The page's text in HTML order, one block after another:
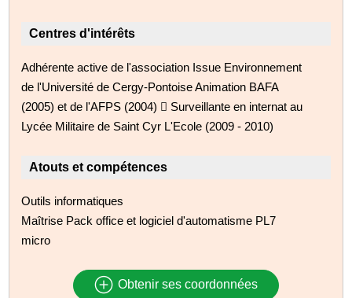
Centres d'intérêts
Adhérente active de l'association Issue Environnement
de l'Université de Cergy-Pontoise Animation BAFA
(2005) et de l'AFPS (2004)  Surveillante en internat au
Lycée Militaire de Saint Cyr L'Ecole (2009 - 2010)
Atouts et compétences
Outils informatiques
Maîtrise Pack office et logiciel d'automatisme PL7
micro
Obtenir ses coordonnées